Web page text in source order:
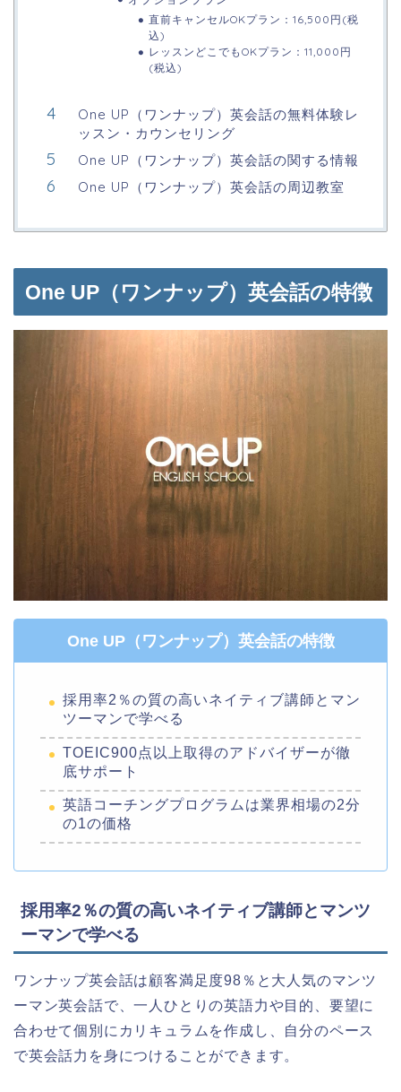
直前キャンセルOKプラン：16,500円(税
込)
レッスンどこでもOKプラン：11,000円
(税込)
One UP（ワンナップ）英会話の無料体験レ
ッスン・カウンセリング
One UP（ワンナップ）英会話の関する情報
One UP（ワンナップ）英会話の周辺教室
One UP（ワンナップ）英会話の特徴
One UP（ワンナップ）英会話の特徴
採用率2％の質の高いネイティブ講師とマン
ツーマンで学べる
TOEIC900点以上取得のアドバイザーが徹
底サポート
英語コーチングプログラムは業界相場の2分
の1の価格
採用率2％の質の高いネイティブ講師とマンツ
ーマンで学べる
ワンナップ英会話は顧客満足度98％と大人気のマンツ
ーマン英会話で、一人ひとりの英語力や目的、要望に
合わせて個別にカリキュラムを作成し、自分のペース
で英会話力を身につけることができます。